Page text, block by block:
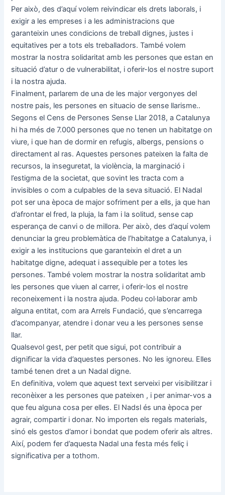
Per això, des d’aquí volem reivindicar els drets laborals, i
exigir a les empreses i a les administracions que
garanteixin unes condicions de treball dignes, justes i
equitatives per a tots els treballadors. També volem
mostrar la nostra solidaritat amb les persones que estan en
situació d’atur o de vulnerabilitat, i oferir-los el nostre suport
i la nostra ajuda.
Finalment, parlarem de una de les major vergonyes del
nostre pais, les persones en situacio de sense llarisme..
Segons el Cens de Persones Sense Llar 2018, a Catalunya
hi ha més de 7.000 persones que no tenen un habitatge on
viure, i que han de dormir en refugis, albergs, pensions o
directament al ras. Aquestes persones pateixen la falta de
recursos, la inseguretat, la violència, la marginació i
l’estigma de la societat, que sovint les tracta com a
invisibles o com a culpables de la seva situació. El Nadal
pot ser una època de major sofriment per a ells, ja que han
d’afrontar el fred, la pluja, la fam i la solitud, sense cap
esperança de canvi o de millora. Per això, des d’aquí volem
denunciar la greu problemàtica de l’habitatge a Catalunya, i
exigir a les institucions que garanteixin el dret a un
habitatge digne, adequat i assequible per a totes les
persones. També volem mostrar la nostra solidaritat amb
les persones que viuen al carrer, i oferir-los el nostre
reconeixement i la nostra ajuda. Podeu col·laborar amb
alguna entitat, com ara Arrels Fundació, que s’encarrega
d’acompanyar, atendre i donar veu a les persones sense
llar.
Qualsevol gest, per petit que sigui, pot contribuir a
dignificar la vida d’aquestes persones. No les ignoreu. Elles
també tenen dret a un Nadal digne.
En definitiva, volem que aquest text serveixi per visibilitzar i
reconèixer a les persones que pateixen , i per animar-vos a
que feu alguna cosa per elles. El Nadsl és una època per
agrair, compartir i donar. No importen els regals materials,
sinó els gestos d’amor i bondat que podem oferir als altres.
Així, podem fer d’aquesta Nadal una festa més feliç i
significativa per a tothom.